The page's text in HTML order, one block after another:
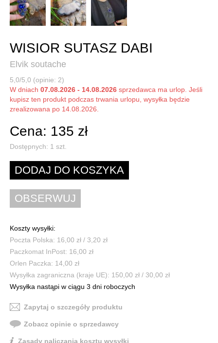
WISIOR SUTASZ DABI
Elvik soutache
5,0/5,0 (opinie: 2)
W dniach 07.08.2026 - 14.08.2026 sprzedawca ma urlop. Jeśli
kupisz ten produkt podczas trwania urlopu, wysyłka będzie
zrealizowana po 14.08.2026.
Cena: 135 zł
Dostępnych: 1 szt.
Koszty wysyłki:
Poczta Polska: 16,00 zł / 3,20 zł
Paczkomat InPost: 16,00 zł
Orlen Paczka: 14,00 zł
Wysyłka zagraniczna (kraje UE): 150,00 zł / 30,00 zł
Wysyłka nastąpi w ciągu 3 dni roboczych
Zapytaj o szczegóły produktu
Zobacz opinie o sprzedawcy
Zasady naliczania kosztu wysyłki